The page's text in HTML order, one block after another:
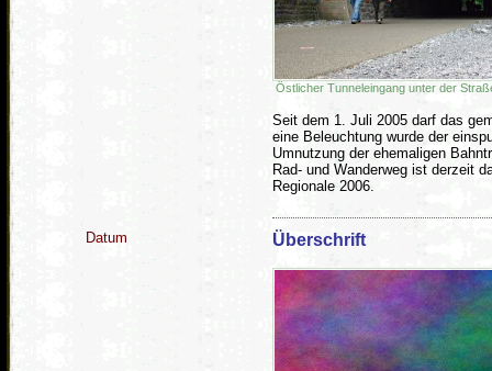
Östlicher Tunneleingang unter der
Seit dem 1. Juli 2005 darf das
eine Beleuchtung wurde der
Umnutzung der ehemaligen
Rad- und Wanderweg ist derzeit
Regionale 2006.
Datum Überschrift